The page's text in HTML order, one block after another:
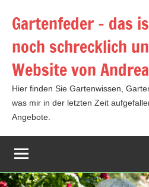
InhaltGartenfeder – das
noch schrecklich
Website von
Hier finden Sie Gartenwissen,
was mir in der letzten Zeit
Angebote.